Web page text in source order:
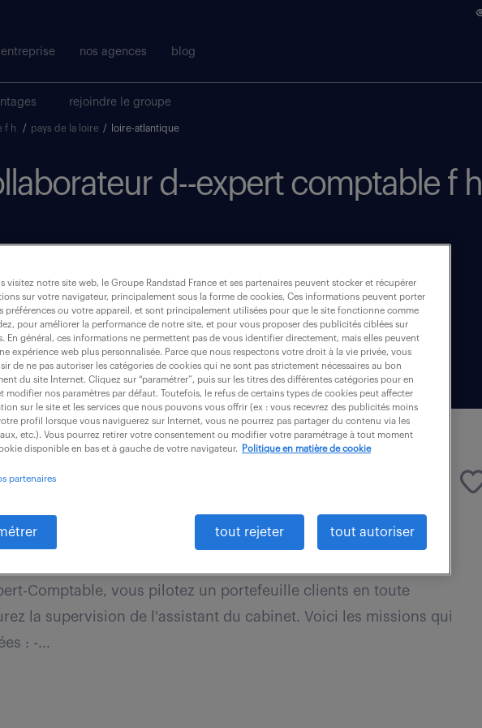
entreprise nos agences blog
rejoindre le groupe
f h / pays de la loire / loire-atlantique
d--expert comptable f h
loire-atlantique (44)
CDI
(f/h)
CDI 33 000 - 38 000 € / an
Comptable, vous pilotez un portefeuille clients en toute
la supervision de l'assistant du cabinet. Voici les missions qui
: -...
visitez notre site web, le Groupe Randstad France et ses partenaires peuvent stocker et récupérer
sur votre navigateur, principalement sous la forme de cookies. Ces informations peuvent porter
préférences ou votre appareil, et sont principalement utilisées pour que le site fonctionne comme
pour améliorer la performance de notre site, et pour vous proposer des publicités ciblées sur
En général, ces informations ne permettent pas de vous identifier directement, mais elles peuvent
expérience web plus personnalisée. Parce que nous respectons votre droit à la vie privée, vous
de ne pas autoriser les catégories de cookies qui ne sont pas strictement nécessaires au bon
du site Internet. Cliquez sur “paramétrer”, puis sur les titres des différentes catégories pour en
modifier nos paramètres par défaut. Toutefois, le refus de certains types de cookies peut affecter
sur le site et les services que nous pouvons vous offrir (ex : vous recevrez des publicités moins
profil lorsque vous naviguerez sur Internet, vous ne pourrez pas partager du contenu via les
etc.). Vous pourrez retirer votre consentement ou modifier votre paramétrage à tout moment
disponible en bas et à gauche de votre navigateur.
Politique en matière de cookie
partenaires
tout rejeter tout autoriser